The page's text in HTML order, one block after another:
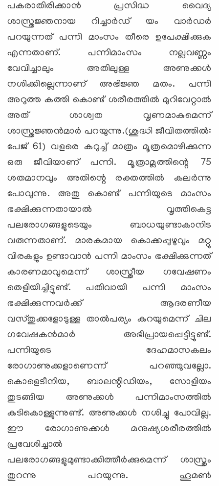
പകരാതിരിക്കാന്‍ പ്രസിദ്ധ വൈദ്യ
ശാസ്ത്രജ്ഞനായ റിച്ചാര്‍ഡ് യം വാര്‍ഡര്‍
പറയുന്നത് പന്നി മാംസം തീരെ ഉപേക്ഷിക്കുക
എന്നതാണ്. പന്നിമാംസം നല്ലവണ്ണം
വേവിച്ചാലും അതിലുള്ള അണുക്കള്‍
നശിക്കില്ലെന്നാണ് അഭിജ്ഞ മതം. പന്നി
അറുത്ത കത്തി കൊണ്ട് ശരീരത്തില്‍ മുറിവേറ്റാല്‍
അത് ശാശ്വത വൃണമാകുമെന്ന്
ശാസ്ത്രജ്ഞന്‍മാര്‍ പറയുന്നു.(ശുദ്ധി ജീവിതത്തില്‍:
പേജ് 61) വളരെ കറുച്ച് മാത്രം മൂത്രമൊഴിക്കുന്ന
ഒരു ജീവിയാണ് പന്നി. മൂത്രാമ്ലത്തിന്റെ 75
ശതമാനവും അതിന്റെ രക്തത്തില്‍ കലര്‍ന്നു
പോവുന്നു. അതു കൊണ്ട് പന്നിയുടെ മാംസം
ഭക്ഷിക്കുന്നതായാല്‍ വൃത്തികെട്ട
പലരോഗങ്ങളുടെയും ബാധയുണ്ടാകാനിട
വരുന്നതാണ്. മാരകമായ കൊക്കപ്പുഴുവും മറ്റു
വിരകളും ഉണ്ടാവാന്‍ പന്നി മാംസം ഭക്ഷിക്കുന്നത്
കാരണമാവുമെന്ന് ശാസ്ത്രീയ ഗവേഷണം
തെളിയിച്ചിട്ടുണ്ട്. പതിവായി പന്നി മാംസം
ഭക്ഷിക്കുന്നവര്‍ക്ക് ആദരണീയ
വസ്തുക്കളോടുള്ള താല്‍പര്യം കുറയുമെന്ന് ചില
ഗവേഷകന്‍മാര്‍ അഭിപ്രായപ്പെട്ടിട്ടുണ്ട്.
പന്നിയുടെ ദേഹമാസകലം
രോഗാണുക്കളാണെന്ന് പറഞ്ഞുവല്ലോ.
കൊളെടീനിയ, ബാലന്റിഡിയം, സോളിയം
തുടങ്ങിയ അണുക്കള്‍ പന്നിമാംസത്തില്‍
കുടികൊള്ളുന്നുണ്ട്. അണുക്കള്‍ നശിച്ചു പോവില്ല.
ഈ രോഗാണുക്കള്‍ മനുഷ്യശരീരത്തില്‍
പ്രവേശിച്ചാല്‍
പലരോഗങ്ങളുമുണ്ടാക്കിത്തീര്‍ക്കുമെന്ന് ശാസ്ത്രം
തുറന്നു പറയുന്നു. ഹൂമണ്‍